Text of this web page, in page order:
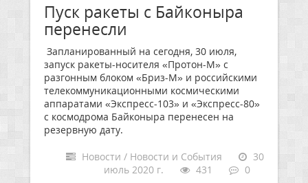
Пуск ракеты с Байконыра
перенесли
Запланированный на сегодня, 30 июля,
запуск ракеты-носителя «Протон-М» с
разгонным блоком «Бриз-М» и российскими
телекоммуникационными космическими
аппаратами «Экспресс-103» и «Экспресс-80»
с космодрома Байконыра перенесен на
резервную дату.
Новости / Новости и События
30
июль 2020 г.
431 0